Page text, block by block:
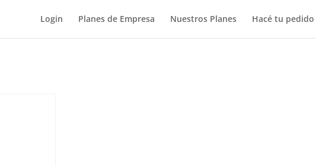
Login Planes de Empresa Nuestros Planes Hacé tu pedido